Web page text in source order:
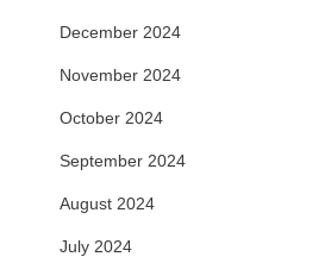
December 2024
November 2024
October 2024
September 2024
August 2024
July 2024